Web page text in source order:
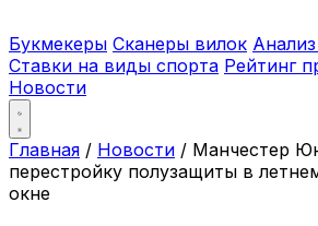
Букмекеры Сканеры вилок
Ставки на виды спорта Рейтинг
Новости
Главная / Новости / Манчестер
перестройку полузащиты в
окне